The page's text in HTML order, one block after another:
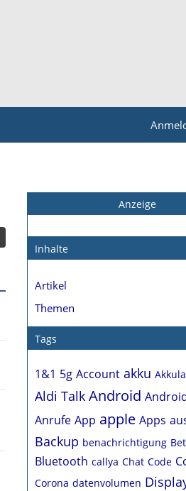
Anzeige
Inhalte
Artikel
Themen
Tags
1&1 5g Account akku
Aldi Talk Android
Anrufe App apple Apps
Backup benachrichtigung
Bluetooth callya Chat Code
Corona datenvolumen